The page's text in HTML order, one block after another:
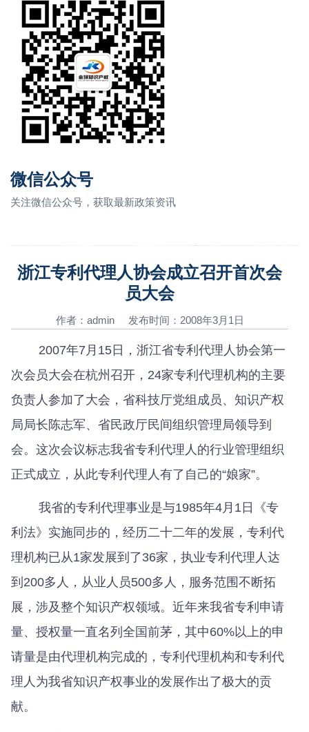
微信公众号
关注微信公众号，获取最新政策资讯
浙江专利代理人协会成立召开首次会
员大会
作者：admin 发布时间：2008年3月1日
2007年7月15日，浙江省专利代理人协会第一
次会员大会在杭州召开，24家专利代理机构的主要
负责人参加了大会，省科技厅党组成员、知识产权
局局长陈志军、省民政厅民间组织管理局领导到
会。这次会议标志我省专利代理人的行业管理组织
正式成立，从此专利代理人有了自己的“娘家”。
我省的专利代理事业是与1985年4月1日《专
利法》实施同步的，经历二十二年的发展，专利代
理机构已从1家发展到了36家，执业专利代理人达
到200多人，从业人员500多人，服务范围不断拓
展，涉及整个知识产权领域。近年来我省专利申请
量、授权量一直名列全国前茅，其中60%以上的申
请量是由代理机构完成的，专利代理机构和专利代
理人为我省知识产权事业的发展作出了极大的贡
献。